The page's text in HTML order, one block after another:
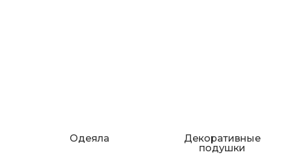
Одеяла
Декоративные
подушки